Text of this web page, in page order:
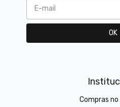
Compras